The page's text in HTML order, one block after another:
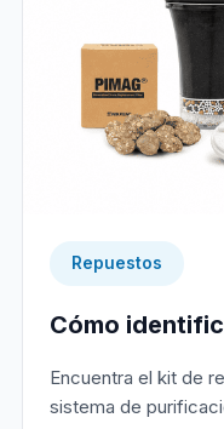
Repuestos
Cómo
Encuentra el kit de
sistema de